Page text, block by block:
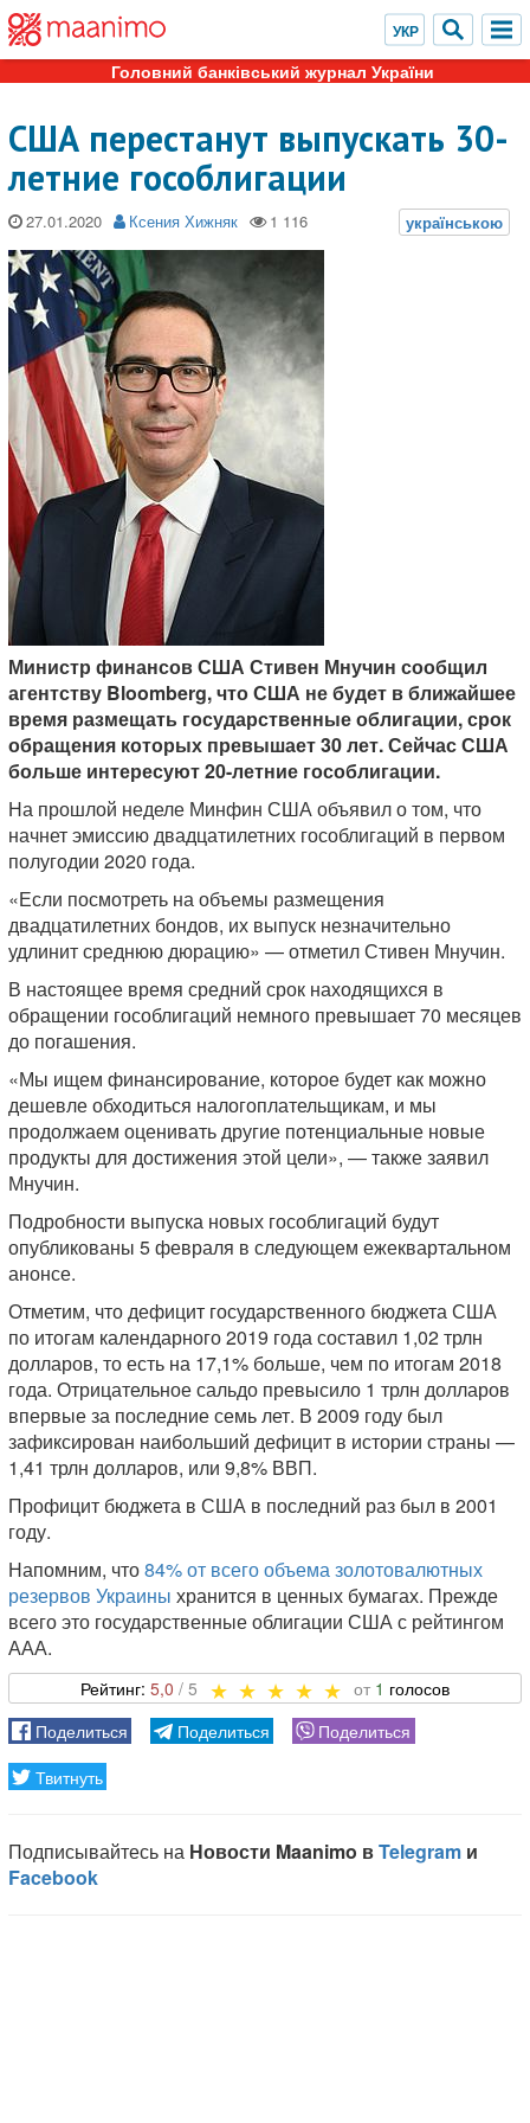
Головний банківський журнал України
США перестанут выпускать 30-
летние гособлигации
27.01.2020 Ксения Хижняк
Министр финансов США Стивен Мнучин сообщил
агентству Bloomberg, что США не будет в ближайшее
время размещать государственные облигации, срок
обращения которых превышает 30 лет. Сейчас США
больше интересуют 20-летние гособлигации.
На прошлой неделе Минфин США объявил о том, что
начнет эмиссию двадцатилетних гособлигаций в первом
полугодии 2020 года.
«Если посмотреть на объемы размещения
двадцатилетних бондов, их выпуск незначительно
удлинит среднюю дюрацию» — отметил Стивен Мнучин.
В настоящее время средний срок находящихся в
обращении гособлигаций немного превышает 70 месяцев
до погашения.
«Мы ищем финансирование, которое будет как можно
дешевле обходиться налогоплательщикам, и мы
продолжаем оценивать другие потенциальные новые
продукты для достижения этой цели», — также заявил
Мнучин.
Подробности выпуска новых гособлигаций будут
опубликованы 5 февраля в следующем ежеквартальном
анонсе.
Отметим, что дефицит государственного бюджета США
по итогам календарного 2019 года составил 1,02 трлн
долларов, то есть на 17,1% больше, чем по итогам 2018
года. Отрицательное сальдо превысило 1 трлн долларов
впервые за последние семь лет. В 2009 году был
зафиксирован наибольший дефицит в истории страны —
1,41 трлн долларов, или 9,8% ВВП.
Профицит бюджета в США в последний раз был в 2001
году.
Напомним, что84% от всего объема золотовалютных
резервов Украины хранится в ценных бумагах. Прежде
всего это государственные облигации США с рейтингом
ААА.
5,0 1